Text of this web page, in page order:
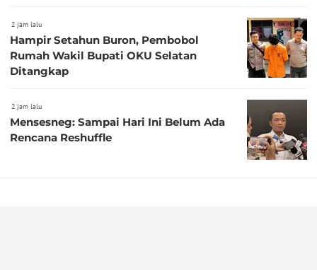
2 jam lalu
Hampir Setahun Buron, Pembobol
Rumah Wakil Bupati OKU Selatan
Ditangkap
2 jam lalu
Mensesneg: Sampai Hari Ini Belum Ada
Rencana Reshuffle